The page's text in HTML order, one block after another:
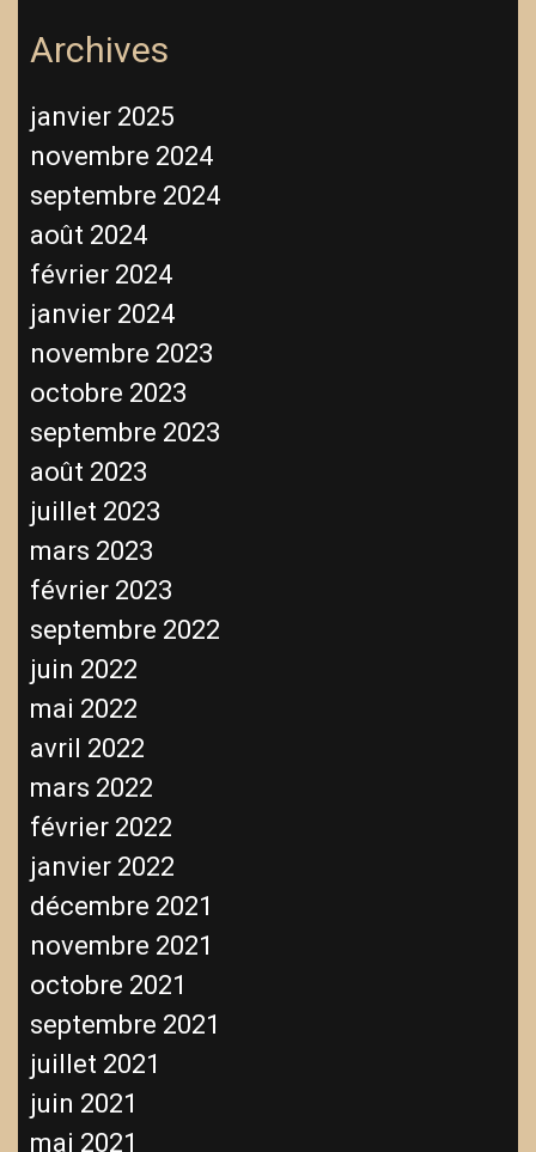
Archives
janvier 2025
novembre 2024
septembre 2024
août 2024
février 2024
janvier 2024
novembre 2023
octobre 2023
septembre 2023
août 2023
juillet 2023
mars 2023
février 2023
septembre 2022
juin 2022
mai 2022
avril 2022
mars 2022
février 2022
janvier 2022
décembre 2021
novembre 2021
octobre 2021
septembre 2021
juillet 2021
juin 2021
mai 2021